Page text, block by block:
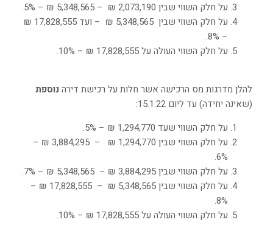
על חלק השווי שבין 2,073,190 ₪ – 5,348,565 ₪ – 5%.
על חלק השווי שבין 5,348,565 ₪ – ועד 17,828,555 ₪
– 8%.
על חלק השווי העולה על 17,828,555 ₪ – 10%.
להלן מדרגות מס הרכישה אשר חלות על רכישת דירהנוספת
(שאינה יחידה) עד ליום 15.1.22:
על חלק השווי שעד 1,294,770 ₪ – 5%.
על חלק השווי שבין 1,294,770 ₪ – 3,884,295 ₪ –
6%.
על חלק השווי שבין 3,884,295 ₪ – 5,348,565 ₪ – 7%.
על חלק השווי שבין 5,348,565 ₪ – 17,828,555 ₪ –
8%.
על חלק השווי העולה על 17,828,555 ₪ – 10%.